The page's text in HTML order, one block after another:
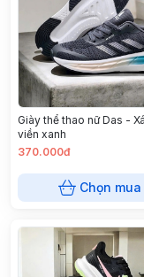
Giày thể thao nữ Das -
viền xanh
370.000đ
Chọn mua